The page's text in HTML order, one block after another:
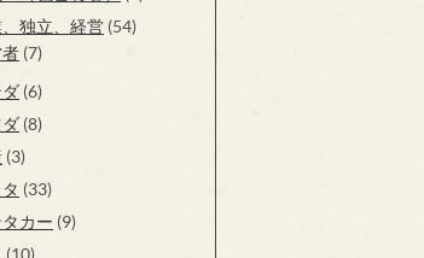
独立、経営 (54)
(7)
(6)
(8)
(3)
(33)
カー (9)
(10)